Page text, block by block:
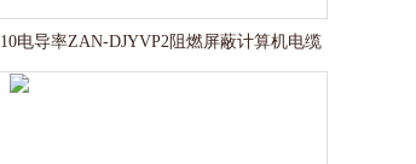
10电导率ZAN-DJYVP2阻燃屏蔽计算机电缆